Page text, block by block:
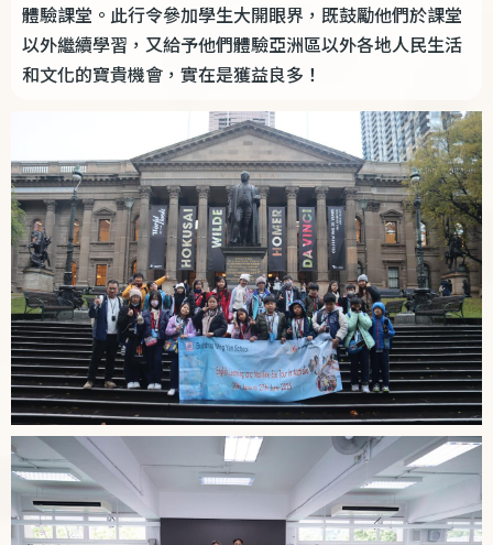
體驗課堂。此行令參加學生大開眼界，既鼓勵他們於課堂
以外繼續學習，又給予他們體驗亞洲區以外各地人民生活
和文化的寶貴機會，實在是獲益良多！